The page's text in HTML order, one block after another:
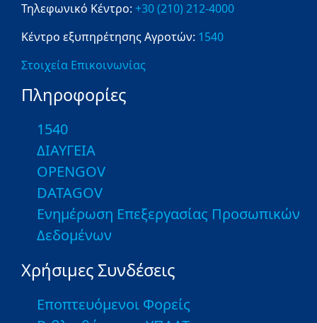
Τηλεφωνικό Κέντρο: +30 (210) 212-4000
Κέντρο εξυπηρέτησης Αγροτών: 1540
Στοιχεία Επικοινωνίας
Πληροφορίες
1540
ΔΙΑΥΓΕΙΑ
OPENGOV
DATAGOV
Ενημέρωση Επεξεργασίας Προσωπικών
Δεδομένων
Χρήσιμες Συνδέσεις
Εποπτευόμενοι Φορείς